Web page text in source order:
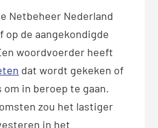
Netbeheer Nederland
de aangekondigde
woordvoerder heeft
dat wordt gekeken of
om in beroep te gaan.
zou het lastiger
in het